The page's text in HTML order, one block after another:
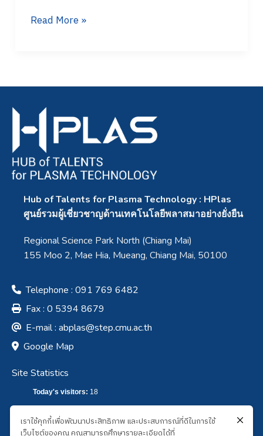
Read More »
Hub of Talents for Plasma Technology : HPlas
ศูนย์รวมผู้เชี่ยวชาญด้านเทคโนโลยีพลาสมาอย่างยั่งยืน
Regional Science Park North (Chiang Mai)
155 Moo 2, Mae Hia, Mueang, Chiang Mai, 50100
Telephone : 091 769 6482
Fax : 0 5394 8679
E-mail : abplas@step.cmu.ac.th
Google Map
Site Statistics
Today's visitors: 18
เราใช้คุกกี้เพื่อพัฒนาประสิทธิภาพ และประสบการณ์ที่ดีในการใช้
เว็บไซต์ของคุณ คุณสามารถศึกษารายละเอียดได้ที่